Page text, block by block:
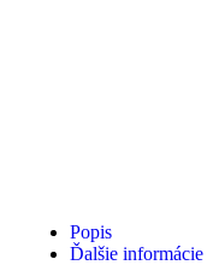
Popis
Ďalšie informácie